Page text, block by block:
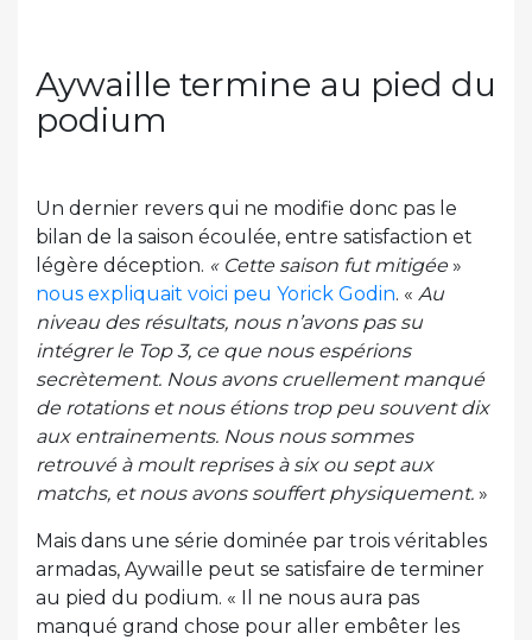
Aywaille termine au pied du
podium
Un dernier revers qui ne modifie donc pas le
bilan de la saison écoulée, entre satisfaction et
légère déception. « Cette saison fut mitigée»
nous expliquait voici peu Yorick Godin. « Au
niveau des résultats, nous n’avons pas su
intégrer le Top 3, ce que nous espérions
secrètement. Nous avons cruellement manqué
de rotations et nous étions trop peu souvent dix
aux entrainements. Nous nous sommes
retrouvé à moult reprises à six ou sept aux
matchs, et nous avons souffert physiquement. »
Mais dans une série dominée par trois véritables
armadas, Aywaille peut se satisfaire de terminer
au pied du podium. « Il ne nous aura pas
manqué grand chose pour aller embêter les